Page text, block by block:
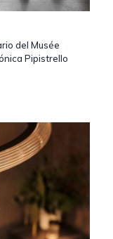
del Musée
Pipistrello